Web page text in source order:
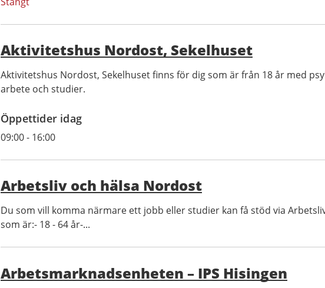
Aktivitetshus Nordost, Sekelhuset
Aktivitetshus Nordost, Sekelhuset finns för dig som är från 18 år med
arbete och studier.
Öppettider idag
09:00- 16:00
Arbetsliv och hälsa Nordost
Du som vill komma närmare ett jobb eller studier kan få stöd via
som är:- 18 - 64 år-...
Arbetsmarknadsenheten – IPS Hisingen